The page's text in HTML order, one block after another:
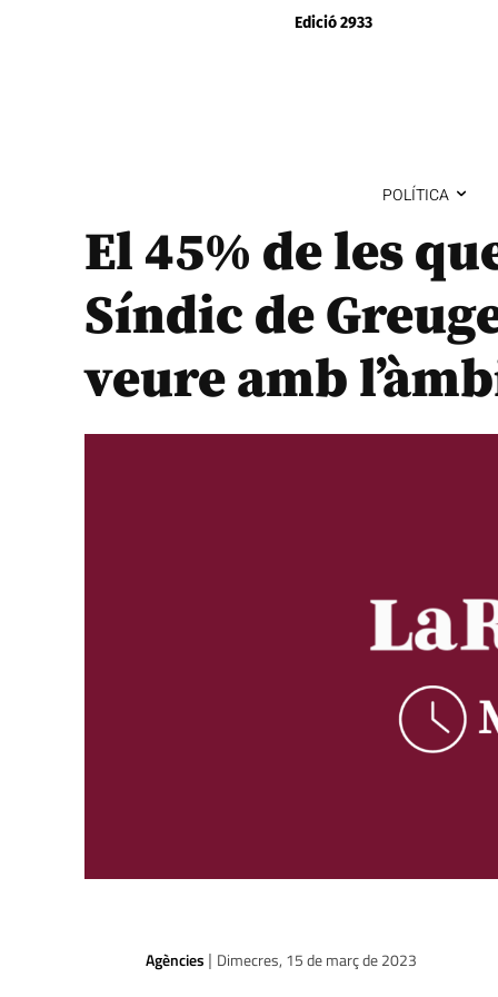
Edició 2933
POLÍTICA
El 45% de les
Síndic de
veure amb
Agències | Dimecres, 15 de març de 2023